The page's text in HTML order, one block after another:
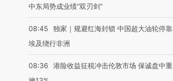
中东局势成业绩“双刃剑”
08:45
独家｜规避红海封锁 中国超大油轮停靠
埃及绕行非洲
08:36
港险收益征税冲击伦敦市场 保诚盘中重